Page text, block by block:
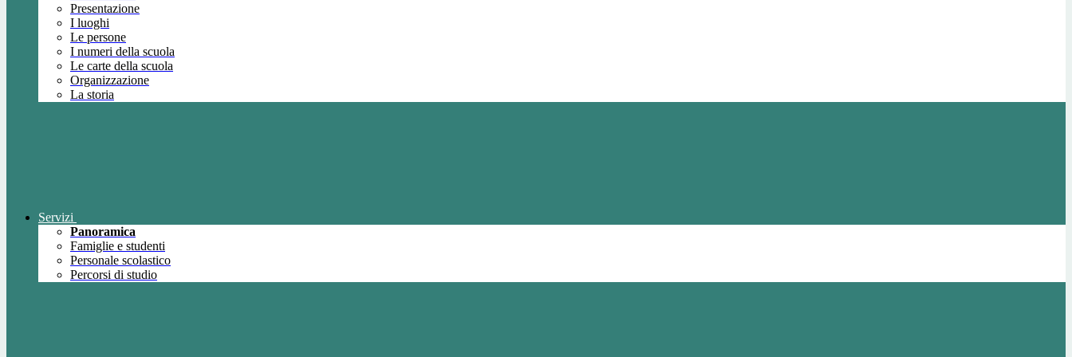
Presentazione
I luoghi
Le persone
I numeri della scuola
Le carte della scuola
Organizzazione
La storia
Servizi
Panoramica
Famiglie e studenti
Personale scolastico
Percorsi di studio